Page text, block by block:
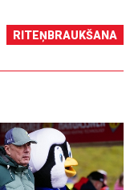
RITEŅBRAUKŠANA